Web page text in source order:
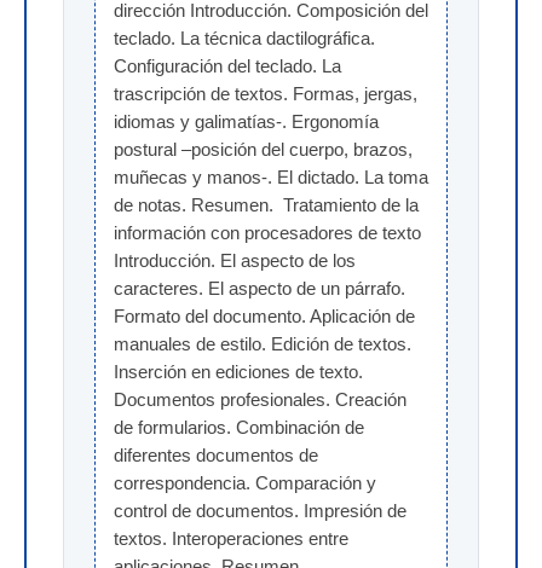
dirección Introducción. Composición del
teclado. La técnica dactilográfica.
Configuración del teclado. La
trascripción de textos. Formas, jergas,
idiomas y galimatías-. Ergonomía
postural –posición del cuerpo, brazos,
muñecas y manos-. El dictado. La toma
de notas. Resumen.  Tratamiento de la
información con procesadores de texto
Introducción. El aspecto de los
caracteres. El aspecto de un párrafo.
Formato del documento. Aplicación de
manuales de estilo. Edición de textos.
Inserción en ediciones de texto.
Documentos profesionales. Creación
de formularios. Combinación de
diferentes documentos de
correspondencia. Comparación y
control de documentos. Impresión de
textos. Interoperaciones entre